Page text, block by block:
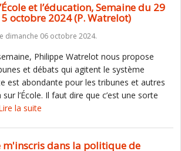
et l’éducation, Semaine du 29
octobre 2024 (P. Watrelot)
dimanche 06 octobre 2024.
Philippe Watrelot nous propose
et débats qui agitent le système
est abondante pour les tribunes et autres
l’École. Il faut dire que c’est une sorte
la suite
m'inscris dans la politique de